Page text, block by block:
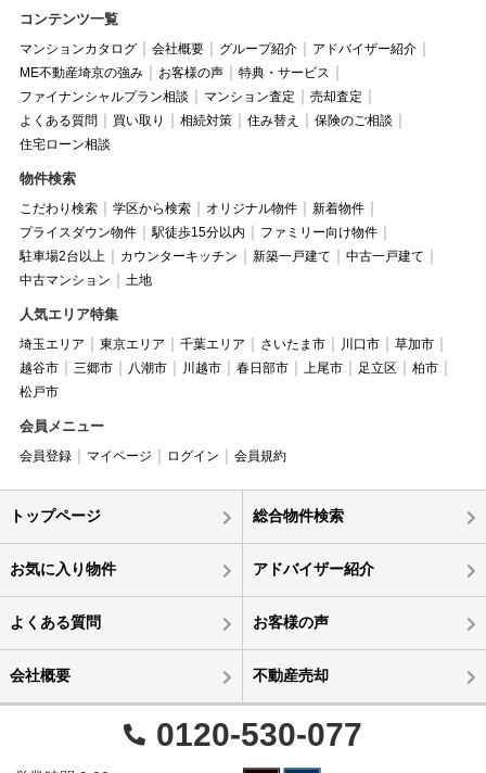
コンテンツ一覧
マンションカタログ 会社概要 グループ紹介
アドバイザー紹介
ME不動産埼京の強み
お客様の声
特典・サービス
ファイナンシャルプラン相談
マンション査定
売却査定
よくある質問
買い取り 相続対策 住み替え
保険のご相談
住宅ローン相談
物件検索
こだわり検索 学区から検索 オリジナル物件
新着物件
プライスダウン物件
駅徒歩15分以内
ファミリー向け物件
駐車場2台以上
カウンターキッチン 新築一戸建て
中古一戸建て
中古マンション
土地
人気エリア特集
埼玉エリア 東京エリア 千葉エリア さいたま市 川口市
草加市
越谷市
三郷市 八潮市 川越市 春日部市 上尾市 足立区
柏市
松戸市
会員メニュー
会員登録 マイページ ログイン 会員規約
トップページ 総合物件検索
お気に入り物件 アドバイザー紹介
よくある質問 お客様の声
会社概要 不動産売却
0120-530-077